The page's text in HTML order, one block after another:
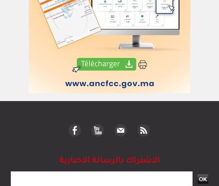
الاشتراك بالرسالة الاخبارية